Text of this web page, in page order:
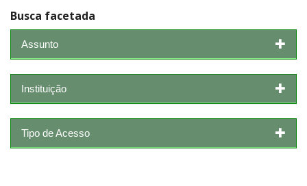
Busca facetada
Assunto
Instituição
Tipo de Acesso